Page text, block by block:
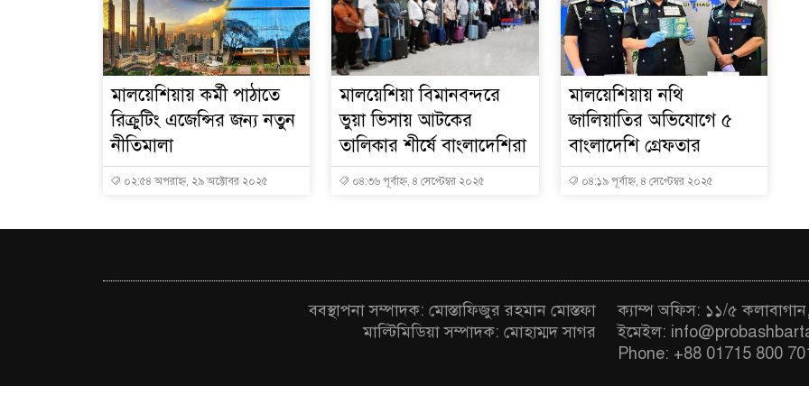
মালয়েশিয়ায় কর্মী পাঠাতে
রিক্রুটিং এজেন্সির জন্য নতুন
নীতিমালা
০২:৫৪ অপরাহ্ন, ২৯ অক্টোবর ২০২৫
মালয়েশিয়া বিমানবন্দরে
ভুয়া ভিসায় আটকের
তালিকার শীর্ষে বাংলাদেশিরা
০৪:৩৬ পূর্বাহ্ন, ৪ সেপ্টেম্বর ২০২৫
মালয়েশিয়ায় নথি
জালিয়াতির অভিযোগে ৫
বাংলাদেশি গ্রেফতার
০৪:১৯ পূর্বাহ্ন, ৪ সেপ্টেম্বর ২০২৫
ববস্থাপনা সম্পাদক: মোস্তাফিজুর রহমান মোস্তফা
মাল্টিমিডিয়া সম্পাদক: মোহাম্মদ সাগর
ক্যাম্প অফিস: ১১/৫
ইমেইল:
Phone: +88 01715 800